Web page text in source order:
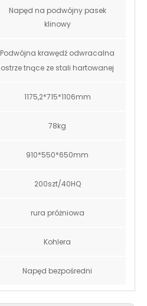
Napęd na podwójny pasek
klinowy
Podwójna krawędź odwracalna
ostrze tnące ze stali hartowanej
1175,2*715*1106mm
78kg
910*550*650mm
200szt/40HQ
rura próżniowa
Kohlera
Napęd bezpośredni